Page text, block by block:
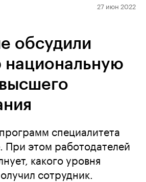
27 июн 2022
обсудили
специалитета
При этом работодателей
какого уровня
сотрудник.